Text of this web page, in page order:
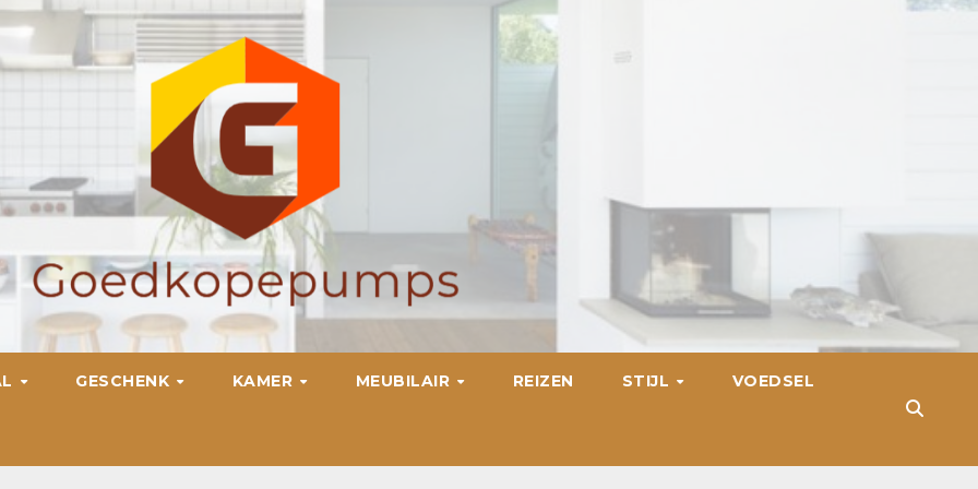
GESCHENK KAMER MEUBILAIR REIZEN STIJL VOEDSEL